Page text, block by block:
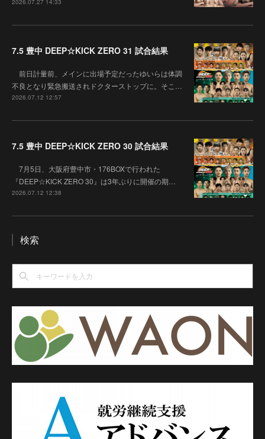
2026.07.27 14:33
7.5 豊中 DEEP☆KICK ZERO 31 試合結果
前日計量前、メインに出場予定だったゆいらは体調
不良となり緊急搬送されドクターストップに。そこ…
2026.07.12 12:57
7.5 豊中 DEEP☆KICK ZERO 30 試合結果
7月5日、大阪府豊中市・176BOXで行われた
『DEEP☆KICK ZERO 30』は3年ぶりに開催の期…
2026.07.12 12:38
検索